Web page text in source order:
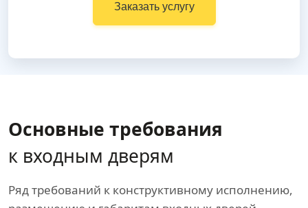
Заказать услугу
Основные требования
к входным дверям
Ряд требований к конструктивному исполнению,